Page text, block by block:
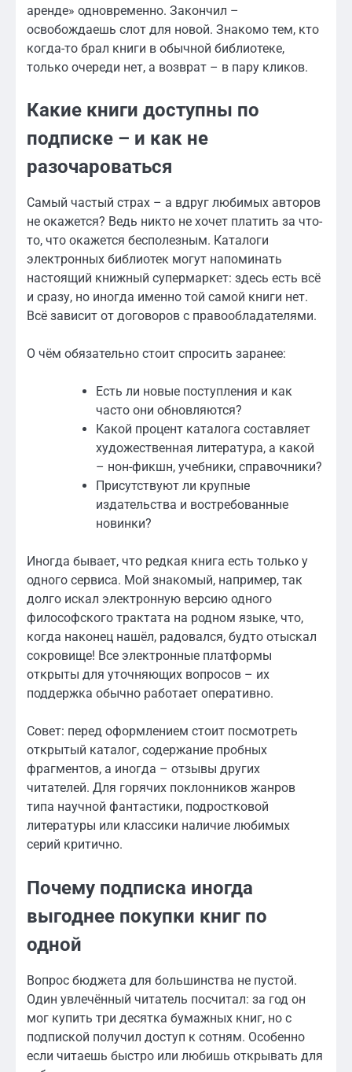
аренде» одновременно. Закончил –
освобождаешь слот для новой. Знакомо тем, кто
когда-то брал книги в обычной библиотеке,
только очереди нет, а возврат – в пару кликов.
Какие книги доступны по
подписке – и как не
разочароваться
Самый частый страх – а вдруг любимых авторов
не окажется? Ведь никто не хочет платить за что-
то, что окажется бесполезным. Каталоги
электронных библиотек могут напоминать
настоящий книжный супермаркет: здесь есть всё
и сразу, но иногда именно той самой книги нет.
Всё зависит от договоров с правообладателями.
О чём обязательно стоит спросить заранее:
Есть ли новые поступления и как
часто они обновляются?
Какой процент каталога составляет
художественная литература, а какой
– нон-фикшн, учебники, справочники?
Присутствуют ли крупные
издательства и востребованные
новинки?
Иногда бывает, что редкая книга есть только у
одного сервиса. Мой знакомый, например, так
долго искал электронную версию одного
философского трактата на родном языке, что,
когда наконец нашёл, радовался, будто отыскал
сокровище! Все электронные платформы
открыты для уточняющих вопросов – их
поддержка обычно работает оперативно.
Совет: перед оформлением стоит посмотреть
открытый каталог, содержание пробных
фрагментов, а иногда – отзывы других
читателей. Для горячих поклонников жанров
типа научной фантастики, подростковой
литературы или классики наличие любимых
серий критично.
Почему подписка иногда
выгоднее покупки книг по
одной
Вопрос бюджета для большинства не пустой.
Один увлечённый читатель посчитал: за год он
мог купить три десятка бумажных книг, но с
подпиской получил доступ к сотням. Особенно
если читаешь быстро или любишь открывать для